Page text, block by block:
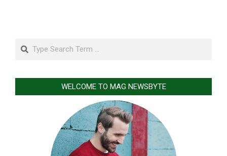
Search
WELCOME TO MAG NEWSBYTE